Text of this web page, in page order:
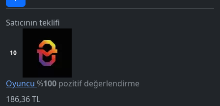
5.0
Satıcının teklifi
10
Oyuncu %100 pozitif değerlendirme
186,36TL